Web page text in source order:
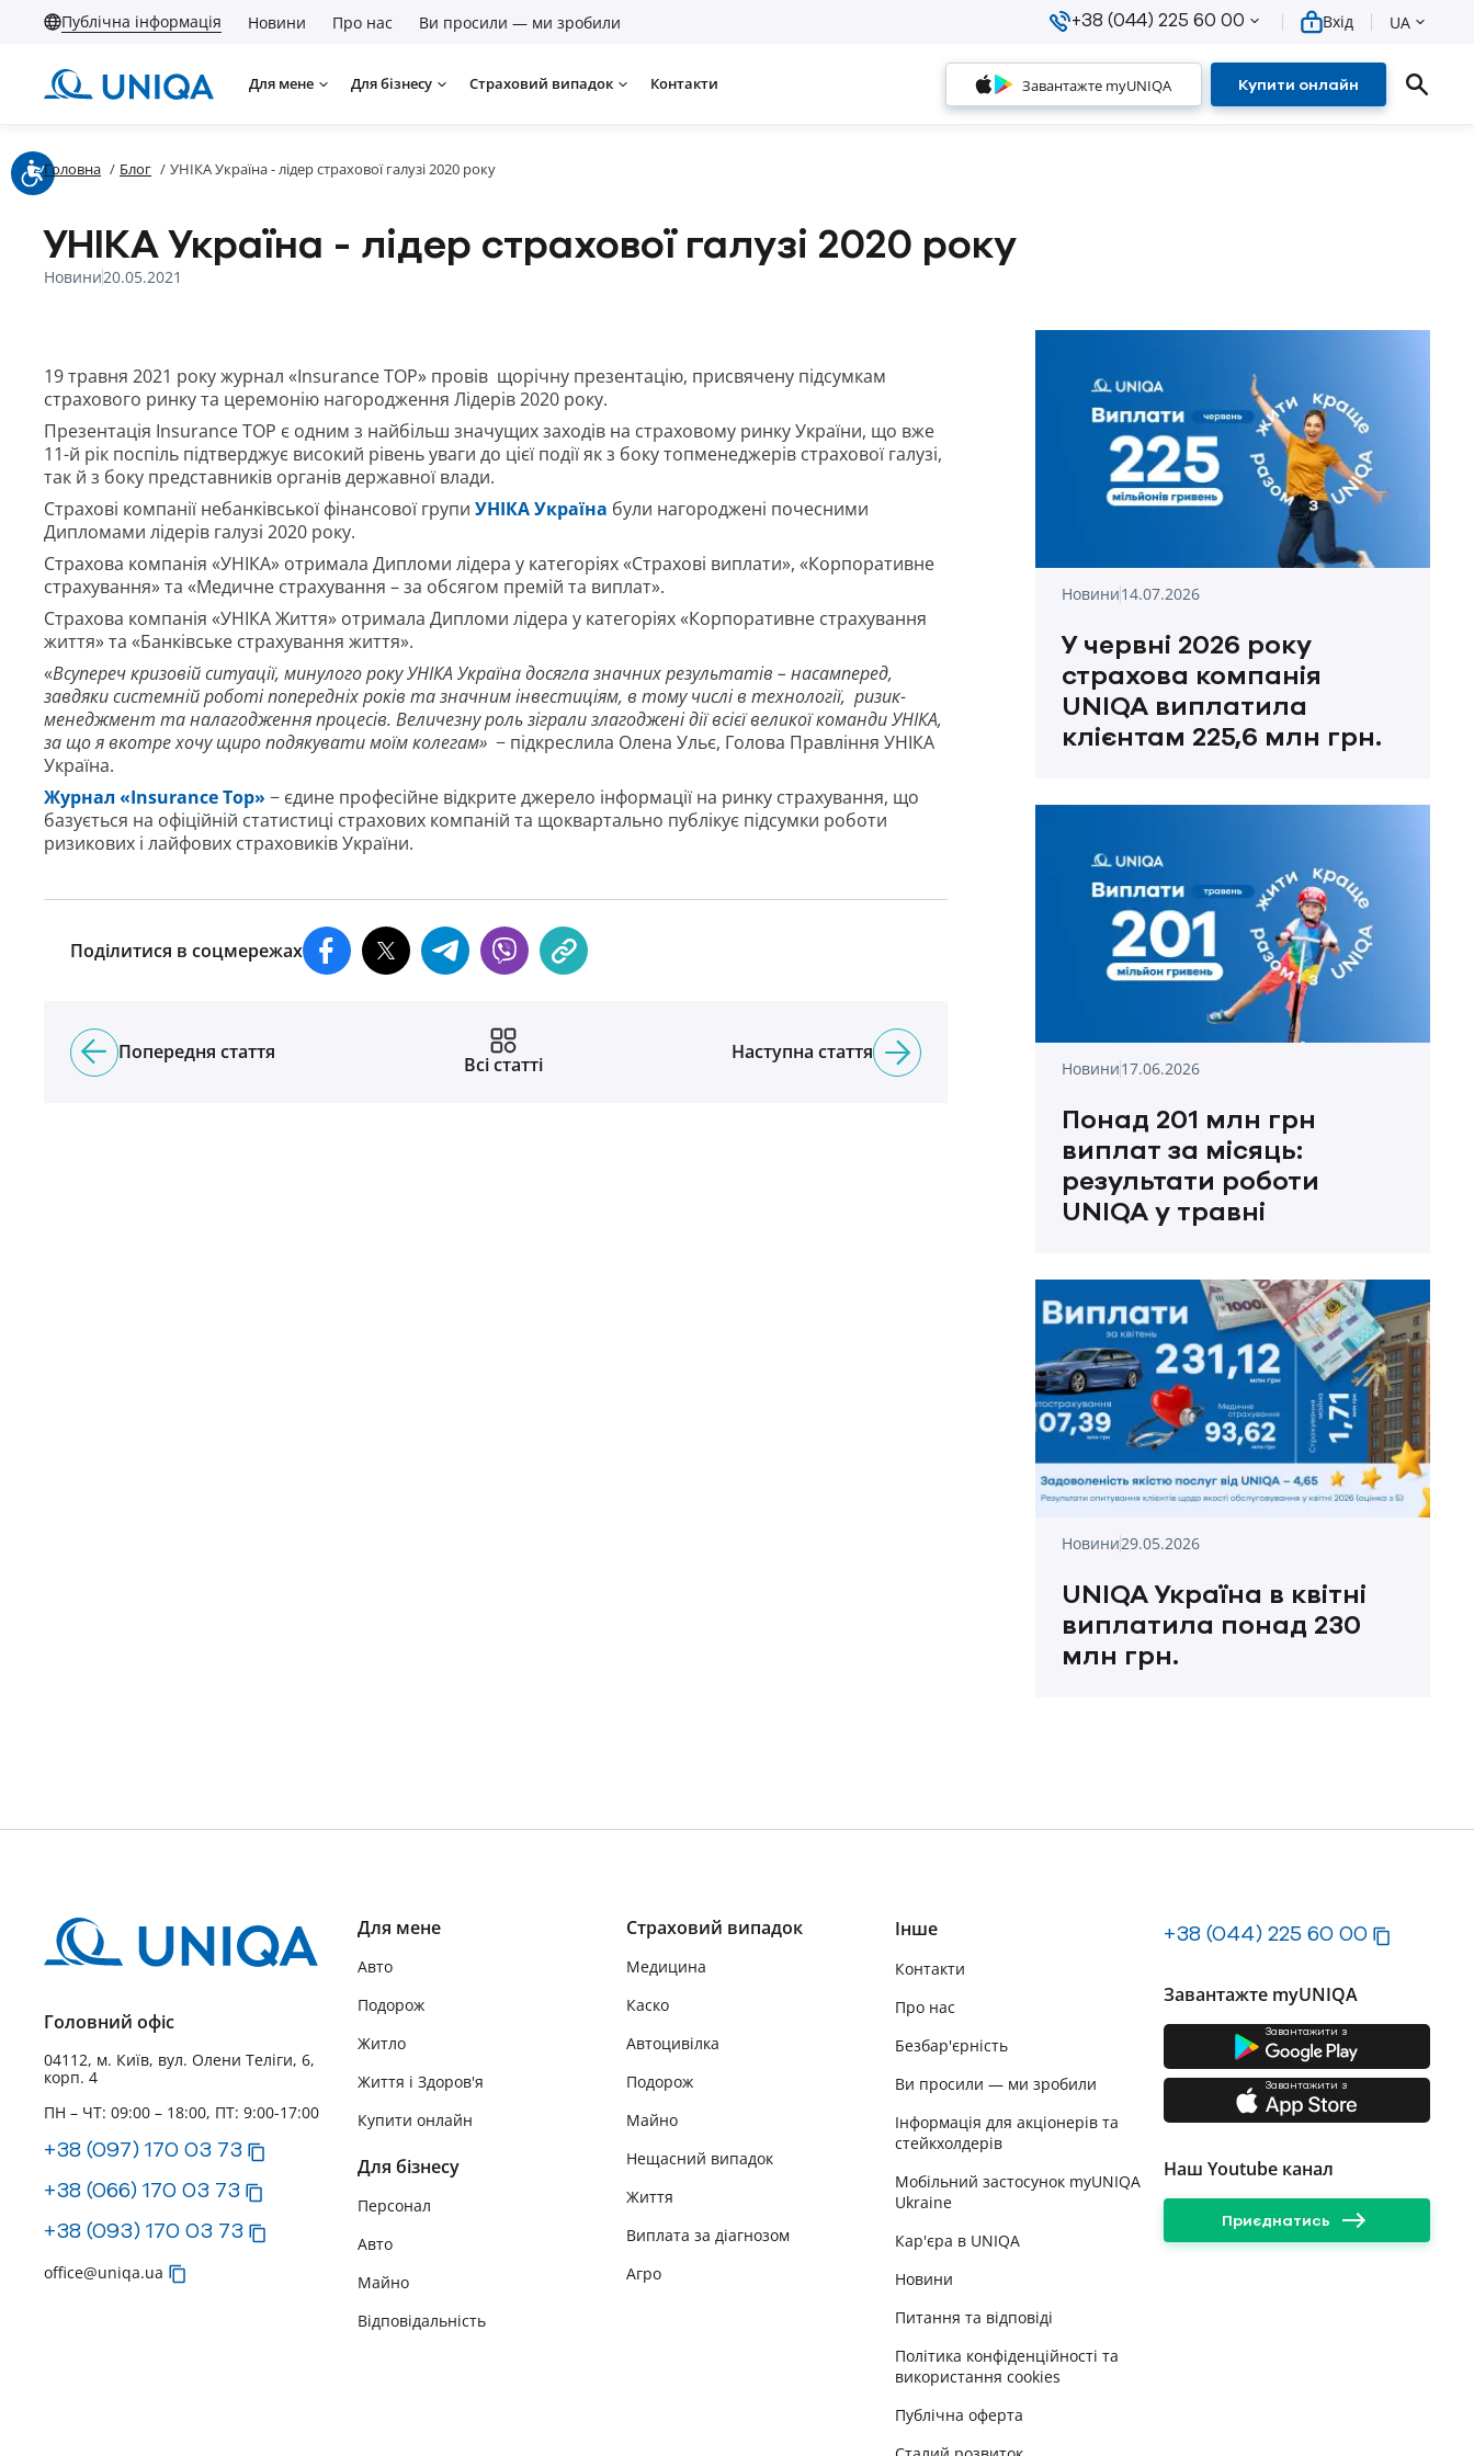
Публічна інформація Новини Про нас Ви просили — ми зробили +38 (044) 225 60 00 Вхід UA
Для мене Для бізнесу Страховий випадок Контакти Завантажте myUNIQA Купити онлайн
Головна / Блог / УНІКА Україна - лідер страхової галузі 2020 року
УНІКА Україна - лідер страхової галузі 2020 року
Новини20.05.2021
19 травня 2021 року журнал «Insurance TOP» провів щорічну презентацію, присвячену підсумкам
страхового ринку та церемонію нагородження Лідерів 2020 року.
Презентація Insurance TOP є одним з найбільш значущих заходів на страховому ринку України, що вже
11-й рік поспіль підтверджує високий рівень уваги до цієї події як з боку топменеджерів страхової галузі,
так й з боку представників органів державної влади.
Страхові компанії небанківської фінансової групи УНІКА Україна були нагороджені почесними
Дипломами лідерів галузі 2020 року.
Страхова компанія «УНІКА» отримала Дипломи лідера у категоріях «Страхові виплати», «Корпоративне
страхування» та «Медичне страхування – за обсягом премій та виплат».
Страхова компанія «УНІКА Життя» отримала Дипломи лідера у категоріях «Корпоративне страхування
життя» та «Банківське страхування життя».
«Всупереч кризовій ситуації, минулого року УНІКА Україна досягла значних результатів – насамперед,
завдяки системній роботі попередніх років та значним інвестиціям, в тому числі в технології, ризик-
менеджмент та налагодження процесів. Величезну роль зіграли злагоджені дії всієї великої команди УНІКА,
за що я вкотре хочу щиро подякувати моїм колегам» − підкреслила Олена Ульє, Голова Правління УНІКА
Україна.
Журнал «Insurance Top» − єдине професійне відкрите джерело інформації на ринку страхування, що
базується на офіційній статистиці страхових компаній та щоквартально публікує підсумки роботи
ризикових і лайфових страховиків України.
Поділитися в соцмережах
Попередня стаття
Всі статті
Наступна стаття
Новини14.07.2026
У червні 2026 року
страхова компанія
UNIQA виплатила
клієнтам 225,6 млн грн.
Новини17.06.2026
Понад 201 млн грн
виплат за місяць:
результати роботи
UNIQA у травні
Новини29.05.2026
UNIQA Україна в квітні
виплатила понад 230
млн грн.
Головний офіс
04112, м. Київ, вул. Олени Теліги, 6,
корп. 4
ПН – ЧТ: 09:00 – 18:00, ПТ: 9:00-17:00
+38 (097) 170 03 73
+38 (066) 170 03 73
+38 (093) 170 03 73
office@uniqa.ua
Для мене
Авто
Подорож
Житло
Життя і Здоров'я
Купити онлайн
Для бізнесу
Персонал
Авто
Майно
Відповідальність
Страховий випадок
Медицина
Каско
Автоцивілка
Подорож
Майно
Нещасний випадок
Життя
Виплата за діагнозом
Агро
Інше
Контакти
Про нас
Безбар'єрність
Ви просили — ми зробили
Інформація для акціонерів та
стейкхолдерів
Мобільний застосунок myUNIQA
Ukraine
Кар'єра в UNIQA
Новини
Питання та відповіді
Політика конфіденційності та
використання cookies
Публічна оферта
+38 (044) 225 60 00
Завантажте myUNIQA
Завантажити з
Завантажити з
Наш Youtube канал
Приєднатись